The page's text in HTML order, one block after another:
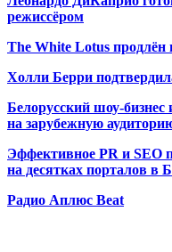
режиссёром
The White Lotus продлён
Холли Берри
Белорусский шоу-бизнес
на зарубежную
Эффективное PR и SEO
на десятках порталов в
Радио Аплюс Beat